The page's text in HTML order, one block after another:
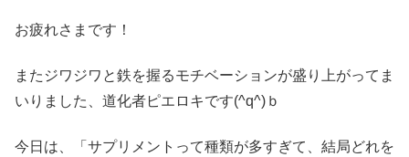
お疲れさまです！
またジワジワと鉄を握るモチベーションが盛り上がってま
いりました、道化者ピエロキです(^q^)ｂ
今日は、「サプリメントって種類が多すぎて、結局どれを